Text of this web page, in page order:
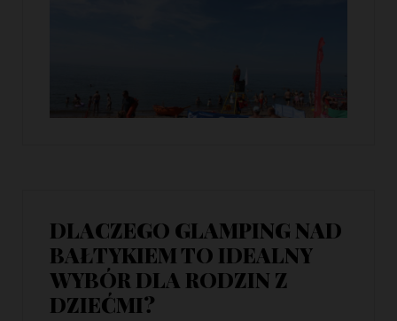
DLACZEGO GLAMPING NAD
BAŁTYKIEM TO IDEALNY
WYBÓR DLA RODZIN Z
DZIEĆMI?